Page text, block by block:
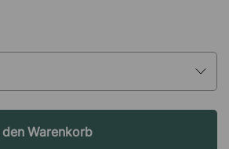
den Warenkorb